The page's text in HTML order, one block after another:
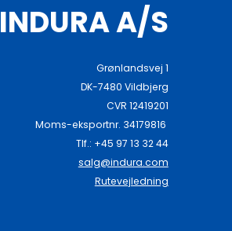
INDURA A/S
Grønlandsvej 1
DK-7480 Vildbjerg
CVR 12419201
Moms-eksportnr. 34179816
Tlf.: +45 97 13 32 44
salg@indura.com
Rutevejledning